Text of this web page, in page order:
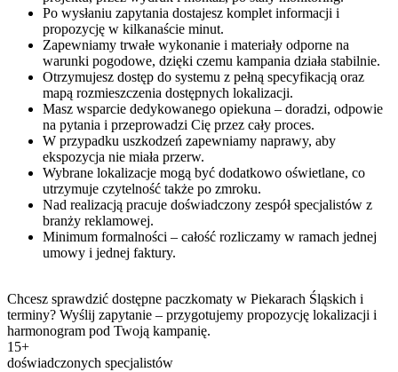
Po wysłaniu zapytania dostajesz komplet informacji i
propozycję w kilkanaście minut.
Zapewniamy trwałe wykonanie i materiały odporne na
warunki pogodowe, dzięki czemu kampania działa stabilnie.
Otrzymujesz dostęp do systemu z pełną specyfikacją oraz
mapą rozmieszczenia dostępnych lokalizacji.
Masz wsparcie dedykowanego opiekuna – doradzi, odpowie
na pytania i przeprowadzi Cię przez cały proces.
W przypadku uszkodzeń zapewniamy naprawy, aby
ekspozycja nie miała przerw.
Wybrane lokalizacje mogą być dodatkowo oświetlane, co
utrzymuje czytelność także po zmroku.
Nad realizacją pracuje doświadczony zespół specjalistów z
branży reklamowej.
Minimum formalności – całość rozliczamy w ramach jednej
umowy i jednej faktury.
Chcesz sprawdzić dostępne paczkomaty w Piekarach Śląskich i
terminy? Wyślij zapytanie – przygotujemy propozycję lokalizacji i
harmonogram pod Twoją kampanię.
15+
doświadczonych specjalistów